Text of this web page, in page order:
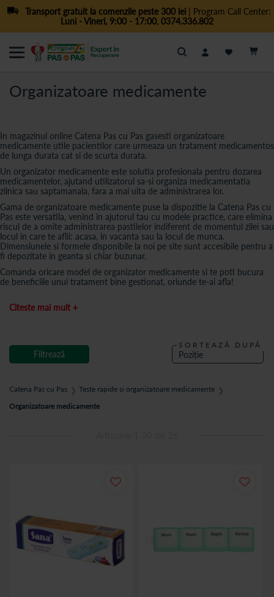
Transport gratuit la comenzile peste 300 lei| Program Call Center:
Luni - Vineri, 9:00 - 17:00, 0374.336.802
Cautare
Organizatoare medicamente
In magazinul online Catena Pas cu Pas gasesti organizatoare
medicamente utile pacientilor care urmeaza un tratament medicamentos
de lunga durata cat si de scurta durata.
Un organizator medicamente este solutia profesionala pentru dozarea
medicamentelor, ajutand utilizatorul sa-si organiza medicamentatia
zilnica sau saptamanala, fara a mai uita de administrarea lor.
Gama de organizatoare medicamente puse la dispozitie la Catena Pas cu
Pas este versatila, venind in ajutorul tau cu modele practice, care elimina
riscul de a omite administrarea pastilelor indiferent de momentul zilei sau
locul in care te aflii: acasa, in vacanta sau la locul de munca.
Dimensiunele si formele disponibile la noi pe site sunt accesibile pentru a
fi depozitate in geanta si chiar buzunar.
Comanda oricare model de organizator medicamente si te poti bucura
de beneficiile unui tratament bine gestionat, oriunde te-ai afla!
Citeste mai mult +
Catena Pas cu Pas ❯ Teste rapide si organizatoare medicamente ❯
Organizatoare medicamente
SORTEAZĂ DUPĂ
Filtrează